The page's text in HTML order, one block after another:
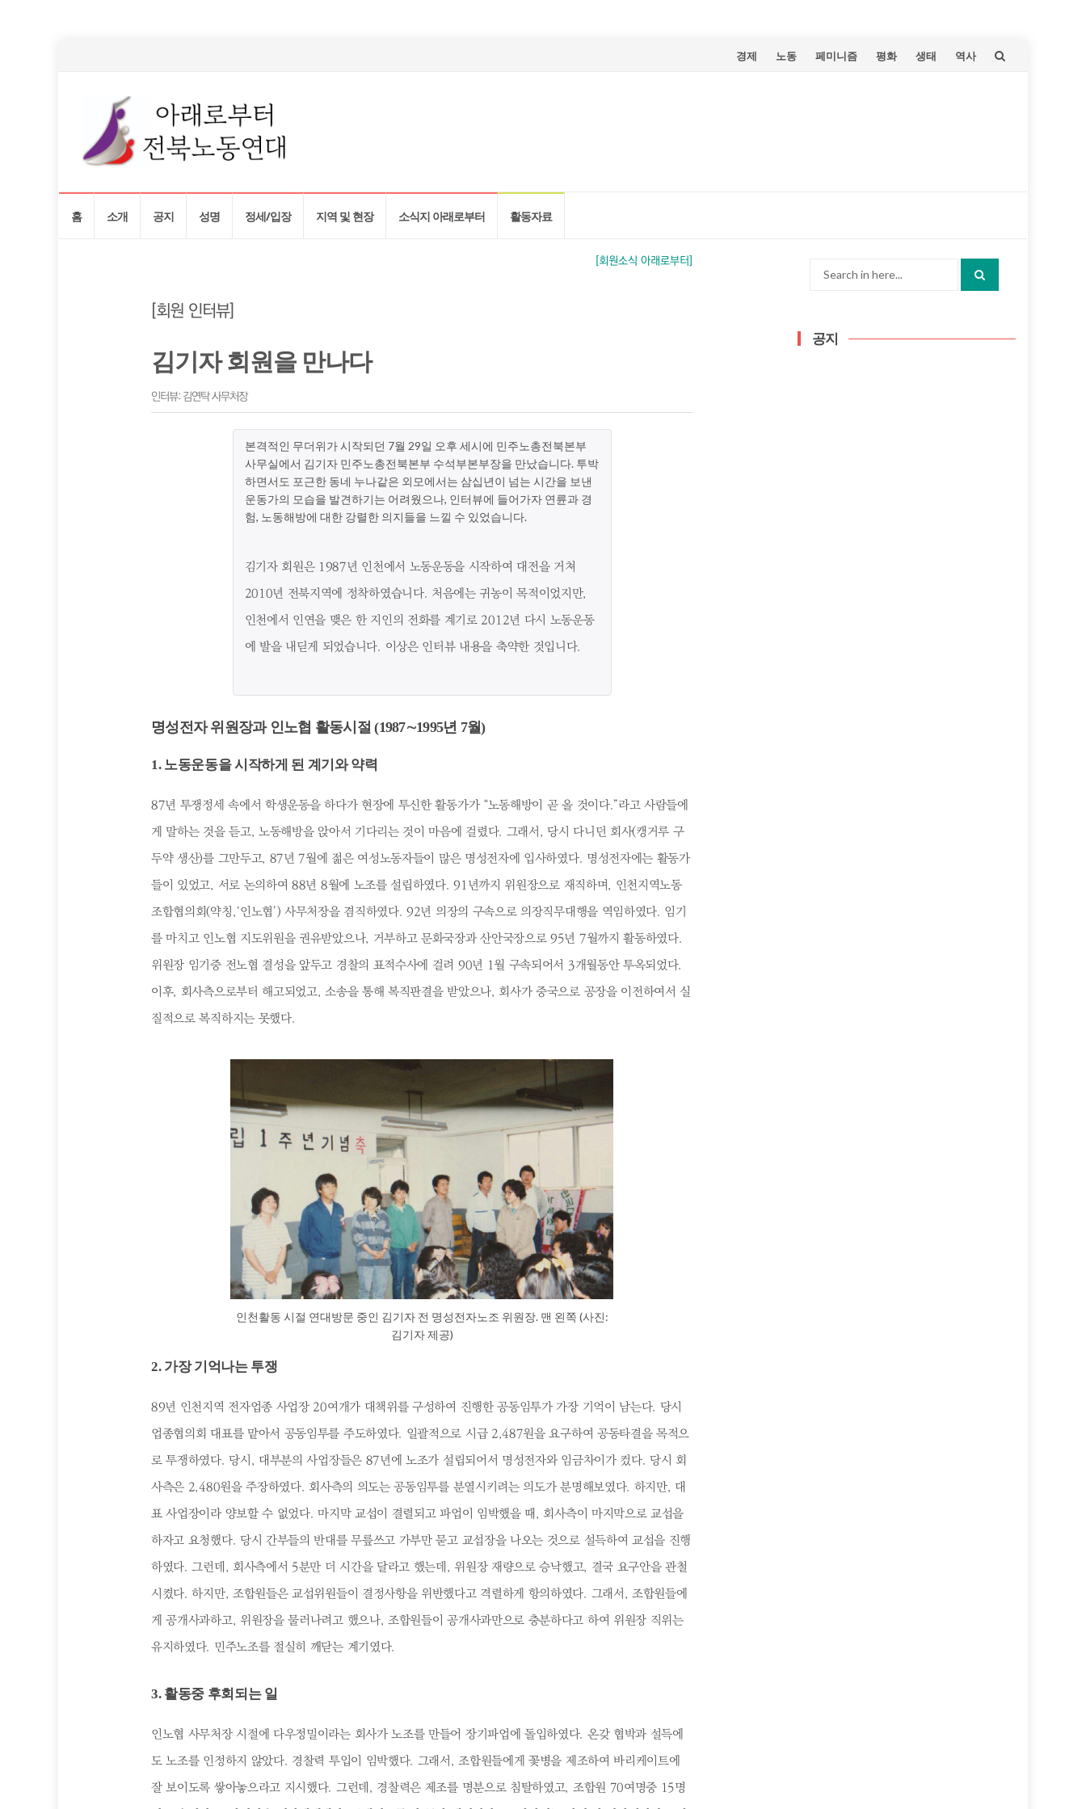
Skip
경제 노동 페미니즘 평화 생태 역사
홈 소개 공지 성명 정세/입장 지역 및 현장 소식지 아래로부터 활동자료
[회원소식 아래로부터]
[회원 인터뷰]
김기자 회원을 만나다
인터뷰: 김연탁 사무처장
본격적인 무더위가 시작되던 7월 29일 오후 세시에 민주노총전북본부
사무실에서 김기자 민주노총전북본부 수석부본부장을 만났습니다. 투박
하면서도 포근한 동네 누나같은 외모에서는 삼십년이 넘는 시간을 보낸
운동가의 모습을 발견하기는 어려웠으나, 인터뷰에 들어가자 연륜과 경
험, 노동해방에 대한 강렬한 의지들을 느낄 수 있었습니다.
김기자 회원은 1987년 인천에서 노동운동을 시작하여 대전을 거쳐
2010년 전북지역에 정착하였습니다. 처음에는 귀농이 목적이었지만,
인천에서 인연을 맺은 한 지인의 전화를 계기로 2012년 다시 노동운동
에 발을 내딛게 되었습니다. 이상은 인터뷰 내용을 축약한 것입니다.
명성전자 위원장과 인노협 활동시절 (1987∼1995년 7월)
1. 노동운동을 시작하게 된 계기와 약력
87년 투쟁정세 속에서 학생운동을 하다가 현장에 투신한 활동가가 “노동해방이 곧 올 것이다.”라고 사람들에
게 말하는 것을 듣고, 노동해방을 앉아서 기다리는 것이 마음에 걸렸다. 그래서, 당시 다니던 회사(캥거루 구
두약 생산)를 그만두고, 87년 7월에 젊은 여성노동자들이 많은 명성전자에 입사하였다. 명성전자에는 활동가
들이 있었고, 서로 논의하여 88년 8월에 노조를 설립하였다. 91년까지 위원장으로 재직하며, 인천지역노동
조합협의회(약칭,‘인노협’) 사무처장을 겸직하였다. 92년 의장의 구속으로 의장직무대행을 역임하였다. 임기
를 마치고 인노협 지도위원을 권유받았으나, 거부하고 문화국장과 산안국장으로 95년 7월까지 활동하였다.
위원장 임기중 전노협 결성을 앞두고 경찰의 표적수사에 걸려 90년 1월 구속되어서 3개월동안 투옥되었다.
이후, 회사측으로부터 해고되었고, 소송을 통해 복직판결을 받았으나, 회사가 중국으로 공장을 이전하여서 실
질적으로 복직하지는 못했다.
인천활동 시절 연대방문 중인 김기자 전 명성전자노조 위원장. 맨 왼쪽 (사진:
김기자 제공)
2. 가장 기억나는 투쟁
89년 인천지역 전자업종 사업장 20여개가 대책위를 구성하여 진행한 공동임투가 가장 기억이 남는다. 당시
업종협의회 대표를 맡아서 공동임투를 주도하였다. 일괄적으로 시급 2,487원을 요구하여 공동타결을 목적으
로 투쟁하였다. 당시, 대부분의 사업장들은 87년에 노조가 설립되어서 명성전자와 임금차이가 컸다. 당시 회
사측은 2,480원을 주장하였다. 회사측의 의도는 공동임투를 분열시키려는 의도가 분명해보였다. 하지만, 대
표 사업장이라 양보할 수 없었다. 마지막 교섭이 결렬되고 파업이 임박했을 때, 회사측이 마지막으로 교섭을
하자고 요청했다. 당시 간부들의 반대를 무릎쓰고 가부만 묻고 교섭장을 나오는 것으로 설득하여 교섭을 진행
하였다. 그런데, 회사측에서 5분만 더 시간을 달라고 했는데, 위원장 재량으로 승낙했고, 결국 요구안을 관철
시켰다. 하지만, 조합원들은 교섭위원들이 결정사항을 위반했다고 격렬하게 항의하였다. 그래서, 조합원들에
게 공개사과하고, 위원장을 물러나려고 했으나, 조합원들이 공개사과만으로 충분하다고 하여 위원장 직위는
유지하였다. 민주노조를 절실히 깨닫는 계기였다.
3. 활동중 후회되는 일
인노협 사무처장 시절에 다우정밀이라는 회사가 노조를 만들어 장기파업에 돌입하였다. 온갖 협박과 설득에
도 노조를 인정하지 않았다. 경찰력 투입이 임박했다. 그래서, 조합원들에게 꽃병을 제조하여 바리케이트에
잘 보이도록 쌓아놓으라고 지시했다. 그런데, 경찰력은 제조를 명분으로 침탈하였고, 조합원 70여명중 15명
공지